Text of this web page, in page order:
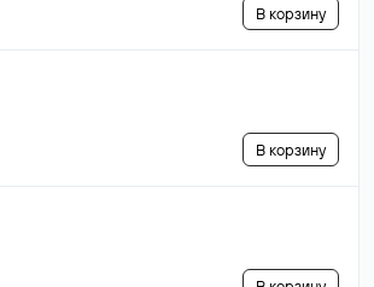
В корзину
В корзину